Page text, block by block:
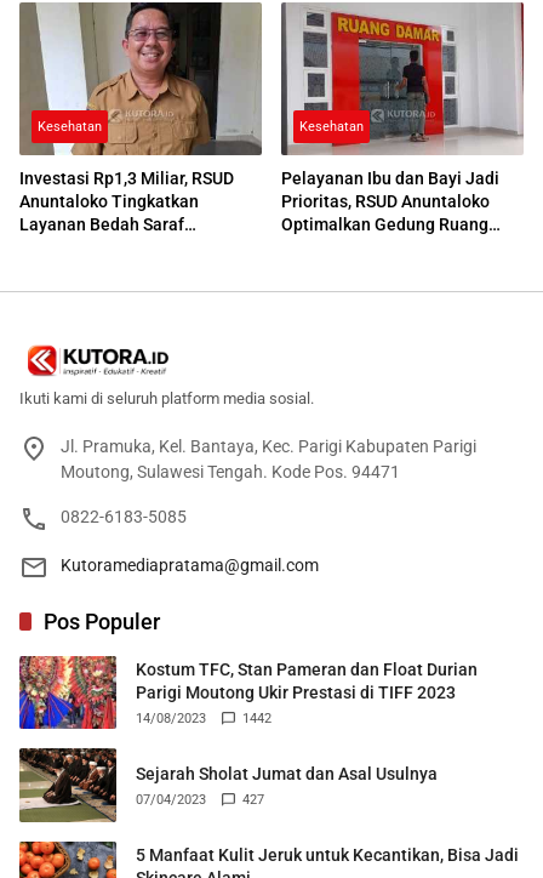
Kesehatan
Investasi Rp1,3 Miliar, RSUD
Anuntaloko Tingkatkan
Layanan Bedah Saraf
Kesehatan
Pelayanan Ibu dan Bayi Jadi
Prioritas, RSUD Anuntaloko
Optimalkan Gedung Ruang
Ikuti kami di seluruh platform media sosial.
Jl. Pramuka, Kel. Bantaya, Kec. Parigi Kabupaten Parigi
Moutong, Sulawesi Tengah. Kode Pos. 94471
0822-6183-5085
Kutoramediapratama@gmail.com
Pos Populer
Kostum TFC, Stan Pameran dan Float Durian
Parigi Moutong Ukir Prestasi di TIFF 2023
14/08/2023 1442
Sejarah Sholat Jumat dan Asal Usulnya
07/04/2023 427
5 Manfaat Kulit Jeruk untuk Kecantikan, Bisa Jadi